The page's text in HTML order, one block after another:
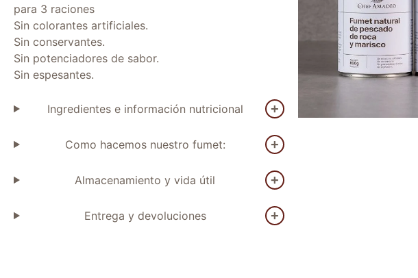
para 3 raciones
Sin colorantes artificiales.
Sin conservantes.
Sin potenciadores de sabor.
Sin espesantes.
Ingredientes e información nutricional
Como hacemos nuestro fumet:
Almacenamiento y vida útil
Entrega y devoluciones